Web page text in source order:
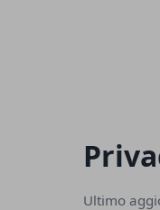
Ultimo